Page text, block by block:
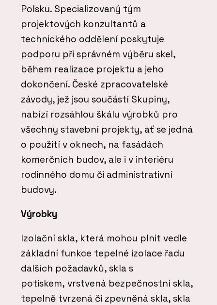
Polsku. Specializovaný tým
projektových konzultantů a
technického oddělení poskytuje
podporu při správném výběru skel,
během realizace projektu a jeho
dokončení. České zpracovatelské
závody, jež jsou součástí Skupiny,
nabízí rozsáhlou škálu výrobků pro
všechny stavební projekty, ať se jedná
o použití v oknech, na fasádách
komerčních budov, ale i v interiéru
rodinného domu či administrativní
budovy.
Výrobky
Izolační skla, která mohou plnit vedle
základní funkce tepelné izolace řadu
dalších požadavků, skla s
potiskem, vrstvená bezpečnostní skla,
tepelně tvrzená či zpevněná skla, skla